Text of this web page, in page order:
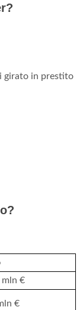
girato in prestito
mln €
€